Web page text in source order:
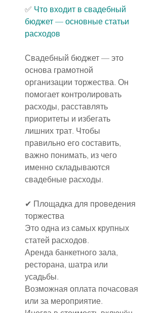
✅ Что входит в свадебный
бюджет — основные статьи
расходов
Свадебный бюджет — это
основа грамотной
организации торжества. Он
помогает контролировать
расходы, расставлять
приоритеты и избегать
лишних трат. Чтобы
правильно его составить,
важно понимать, из чего
именно складываются
свадебные расходы.
✔ Площадка для проведения
торжества
Это одна из самых крупных
статей расходов.
Аренда банкетного зала,
ресторана, шатра или
усадьбы.
Возможная оплата почасовая
или за мероприятие.